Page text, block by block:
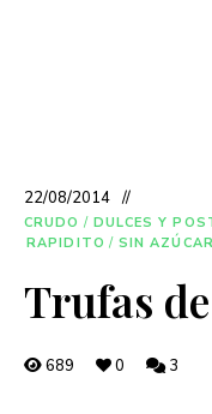
22/08/2014
CRUDO / DULCES Y
RAPIDITO / SIN AZÚCAR
Trufas
689 0 3